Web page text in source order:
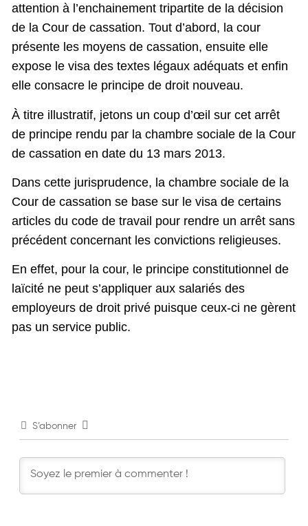
attention à l’enchainement tripartite de la décision
de la Cour de cassation. Tout d’abord, la cour
présente les moyens de cassation, ensuite elle
expose le visa des textes légaux adéquats et enfin
elle consacre le principe de droit nouveau.
À titre illustratif, jetons un coup d’œil sur cet arrêt
de principe rendu par la chambre sociale de la Cour
de cassation en date du 13 mars 2013.
Dans cette jurisprudence, la chambre sociale de la
Cour de cassation se base sur le visa de certains
articles du code de travail pour rendre un arrêt sans
précédent concernant les convictions religieuses.
En effet, pour la cour, le principe constitutionnel de
laïcité ne peut s’appliquer aux salariés des
employeurs de droit privé puisque ceux-ci ne gèrent
pas un service public.
S’abonner